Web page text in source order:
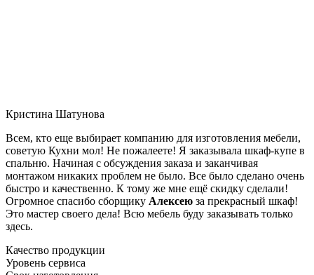
Кристина Шатунова
Всем, кто еще выбирает компанию для изготовления мебели,
советую Кухни мол! Не пожалеете! Я заказывала шкаф-купе в
спальню. Начиная с обсуждения заказа и заканчивая
монтажом никаких проблем не было. Все было сделано очень
быстро и качественно. К тому же мне ещё скидку сделали!
Огромное спасибо сборщику Алексею за прекрасный шкаф!
Это мастер своего дела! Всю мебель буду заказывать только
здесь.
Качество продукции
Уровень сервиса